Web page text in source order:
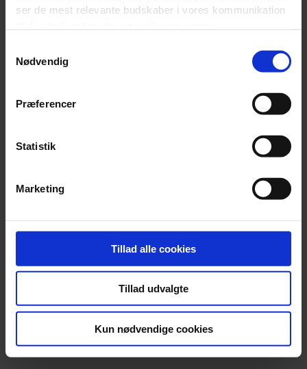
ser de mest relevante budskaber i vores kommunikation
bruge følgende teknologier, fordi vi værner om dit
samtykke senere på siden 'Privatlivs- og cookiepolitik'
Nødvendig
Præferencer
Statistik
Marketing
Tillad alle cookies
Tillad udvalgte
Kun nødvendige cookies